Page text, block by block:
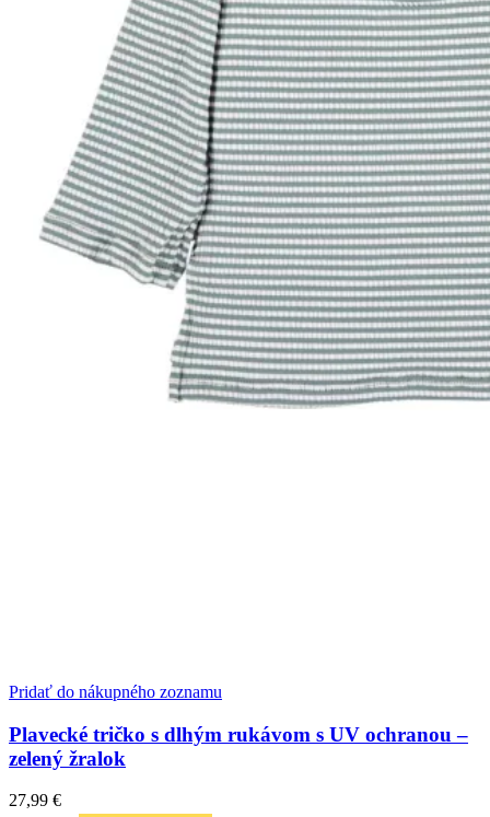
Pridať do nákupného zoznamu
Plavecké tričko s dlhým rukávom s UV ochranou –
zelený žralok
27,99 €